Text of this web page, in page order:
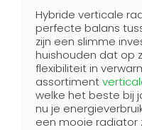
Hybride verticale
perfecte balans
zijn een slimme
huishouden dat op
flexibiliteit in
assortiment
welke het beste bij
nu je
een mooie radiator